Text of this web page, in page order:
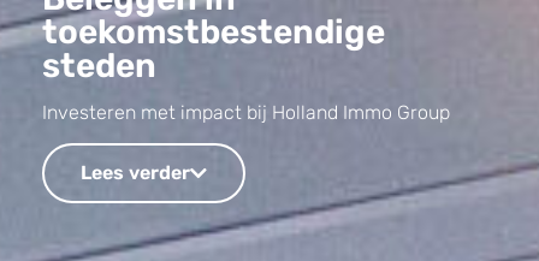
toekomstbestendige
steden
Investeren met impact bij Holland Immo Group
Lees verder